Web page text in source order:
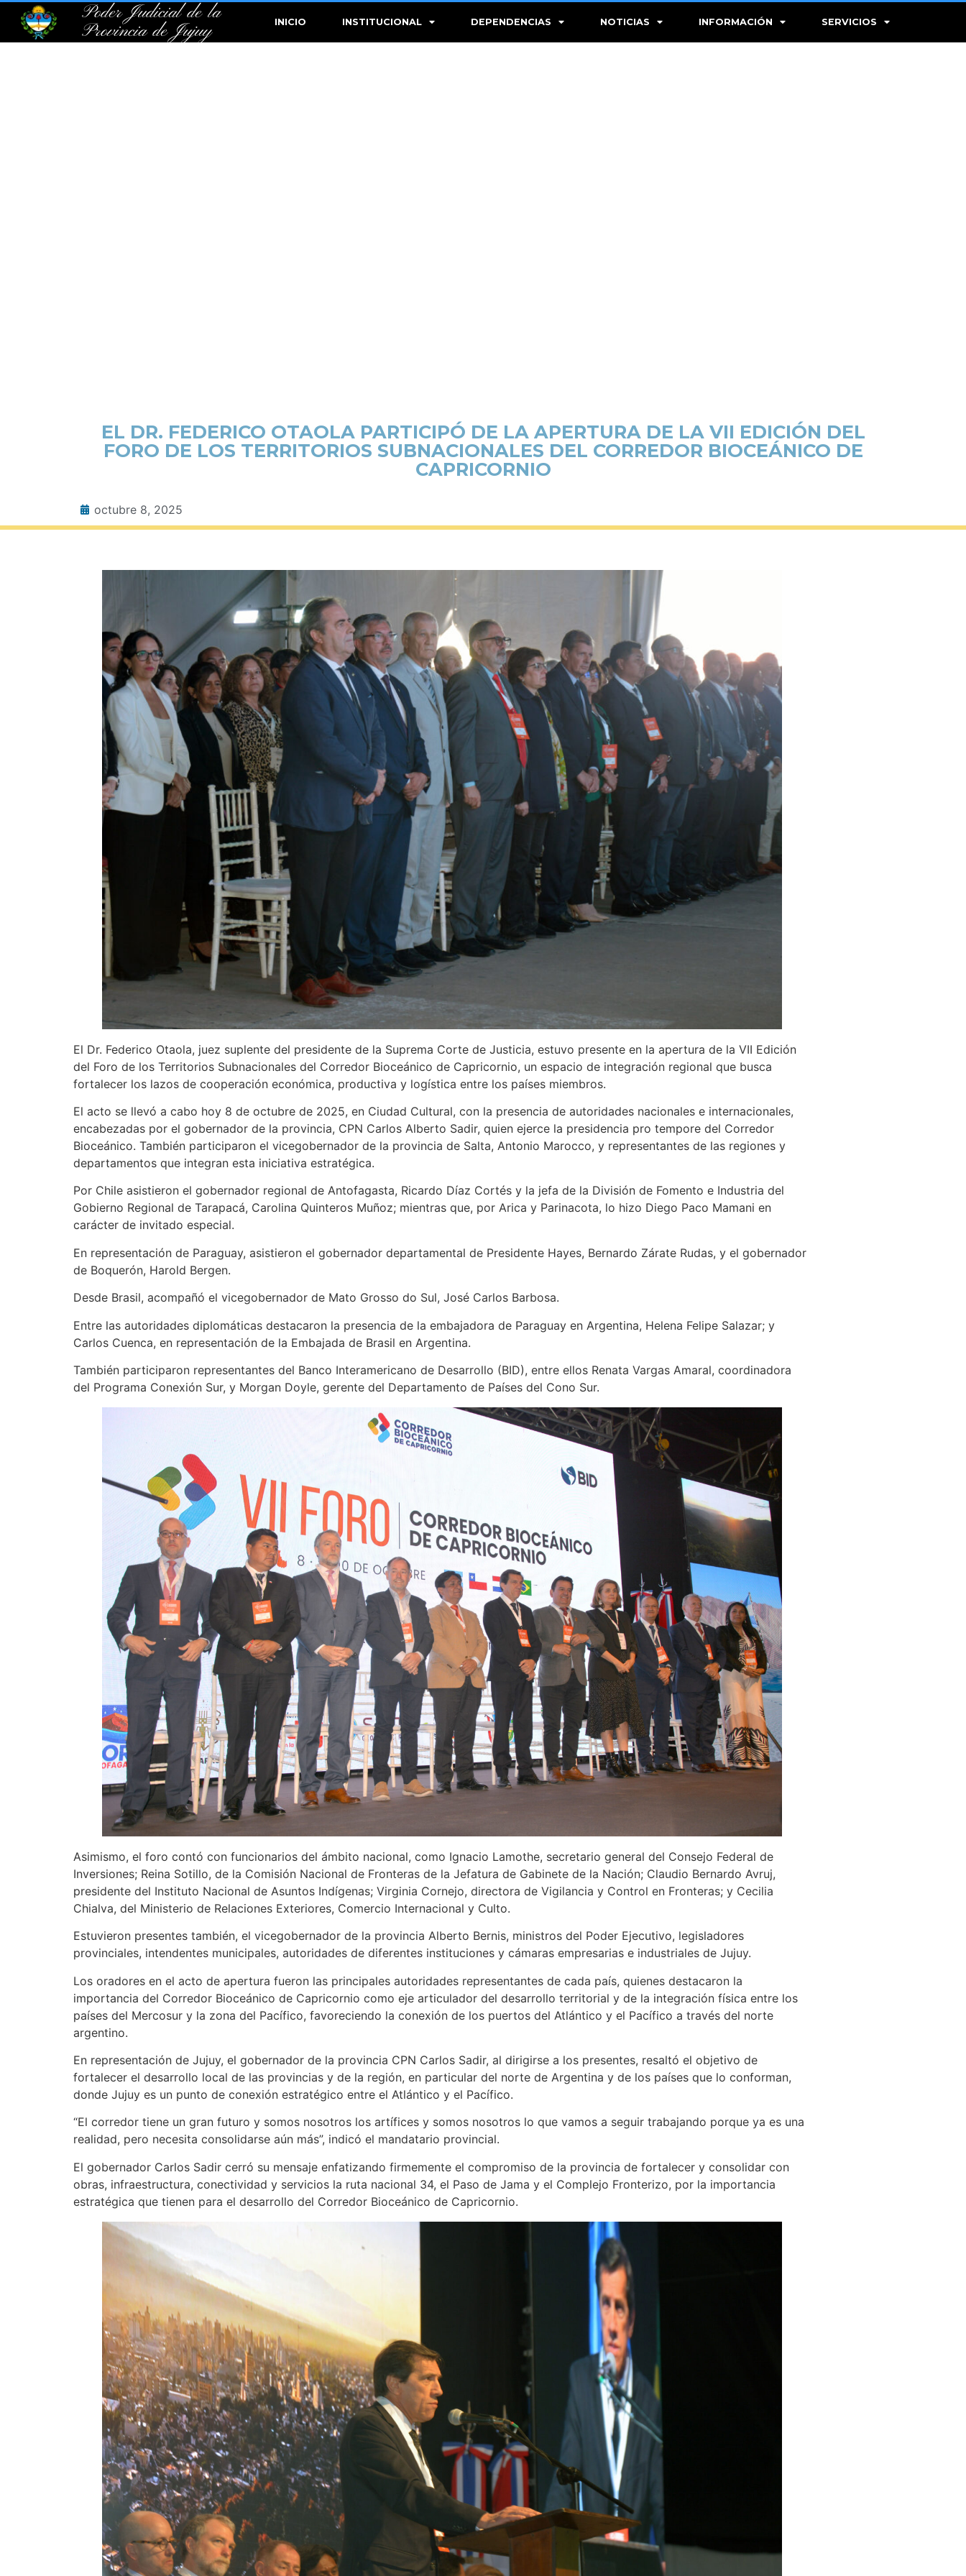
Poder Judicial de la
Provincia de Jujuy
INICIO INSTITUCIONAL DEPENDENCIAS NOTICIAS INFORMACIÓN SERVICIOS
EL DR. FEDERICO OTAOLA PARTICIPÓ DE LA APERTURA DE LA VII EDICIÓN DEL
FORO DE LOS TERRITORIOS SUBNACIONALES DEL CORREDOR BIOCEÁNICO DE
CAPRICORNIO
octubre 8, 2025
El Dr. Federico Otaola, juez suplente del presidente de la Suprema Corte de Justicia, estuvo presente en la apertura de la VII Edición
del Foro de los Territorios Subnacionales del Corredor Bioceánico de Capricornio, un espacio de integración regional que busca
fortalecer los lazos de cooperación económica, productiva y logística entre los países miembros.
El acto se llevó a cabo hoy 8 de octubre de 2025, en Ciudad Cultural, con la presencia de autoridades nacionales e internacionales,
encabezadas por el gobernador de la provincia, CPN Carlos Alberto Sadir, quien ejerce la presidencia pro tempore del Corredor
Bioceánico. También participaron el vicegobernador de la provincia de Salta, Antonio Marocco, y representantes de las regiones y
departamentos que integran esta iniciativa estratégica.
Por Chile asistieron el gobernador regional de Antofagasta, Ricardo Díaz Cortés y la jefa de la División de Fomento e Industria del
Gobierno Regional de Tarapacá, Carolina Quinteros Muñoz; mientras que, por Arica y Parinacota, lo hizo Diego Paco Mamani en
carácter de invitado especial.
En representación de Paraguay, asistieron el gobernador departamental de Presidente Hayes, Bernardo Zárate Rudas, y el gobernador
de Boquerón, Harold Bergen.
Desde Brasil, acompañó el vicegobernador de Mato Grosso do Sul, José Carlos Barbosa.
Entre las autoridades diplomáticas destacaron la presencia de la embajadora de Paraguay en Argentina, Helena Felipe Salazar; y
Carlos Cuenca, en representación de la Embajada de Brasil en Argentina.
También participaron representantes del Banco Interamericano de Desarrollo (BID), entre ellos Renata Vargas Amaral, coordinadora
del Programa Conexión Sur, y Morgan Doyle, gerente del Departamento de Países del Cono Sur.
Asimismo, el foro contó con funcionarios del ámbito nacional, como Ignacio Lamothe, secretario general del Consejo Federal de
Inversiones; Reina Sotillo, de la Comisión Nacional de Fronteras de la Jefatura de Gabinete de la Nación; Claudio Bernardo Avruj,
presidente del Instituto Nacional de Asuntos Indígenas; Virginia Cornejo, directora de Vigilancia y Control en Fronteras; y Cecilia
Chialva, del Ministerio de Relaciones Exteriores, Comercio Internacional y Culto.
Estuvieron presentes también, el vicegobernador de la provincia Alberto Bernis, ministros del Poder Ejecutivo, legisladores
provinciales, intendentes municipales, autoridades de diferentes instituciones y cámaras empresarias e industriales de Jujuy.
Los oradores en el acto de apertura fueron las principales autoridades representantes de cada país, quienes destacaron la
importancia del Corredor Bioceánico de Capricornio como eje articulador del desarrollo territorial y de la integración física entre los
países del Mercosur y la zona del Pacífico, favoreciendo la conexión de los puertos del Atlántico y el Pacífico a través del norte
argentino.
En representación de Jujuy, el gobernador de la provincia CPN Carlos Sadir, al dirigirse a los presentes, resaltó el objetivo de
fortalecer el desarrollo local de las provincias y de la región, en particular del norte de Argentina y de los países que lo conforman,
donde Jujuy es un punto de conexión estratégico entre el Atlántico y el Pacífico.
“El corredor tiene un gran futuro y somos nosotros los artífices y somos nosotros lo que vamos a seguir trabajando porque ya es una
realidad, pero necesita consolidarse aún más”, indicó el mandatario provincial.
El gobernador Carlos Sadir cerró su mensaje enfatizando firmemente el compromiso de la provincia de fortalecer y consolidar con
obras, infraestructura, conectividad y servicios la ruta nacional 34, el Paso de Jama y el Complejo Fronterizo, por la importancia
estratégica que tienen para el desarrollo del Corredor Bioceánico de Capricornio.